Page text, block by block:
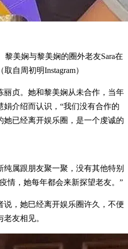
黎美娴与黎美娴的圈外老友Sara在
自周初明Instagram）
丽贞。她和黎美娴从未合作，当年
娟介绍而认识，“我们没有合作的
她已经离开娱乐圈，是一个虔诚的
纯属跟朋友聚一聚，没有其他特别
情，她每年都会来新探望老友。”
说，她巳经离开娱乐圈许久，不便
友相见。